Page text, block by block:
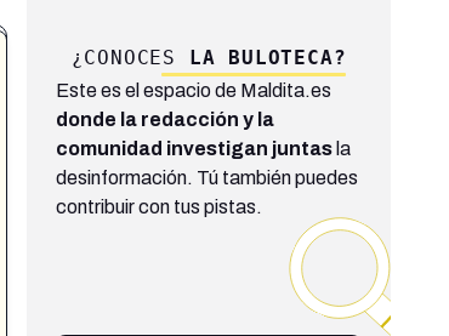
¿CONOCES LA BULOTECA?
Este es el espacio de Maldita.es
donde la redacción y la
comunidad investigan juntasla
desinformación. Tú también puedes
contribuir con tus pistas.